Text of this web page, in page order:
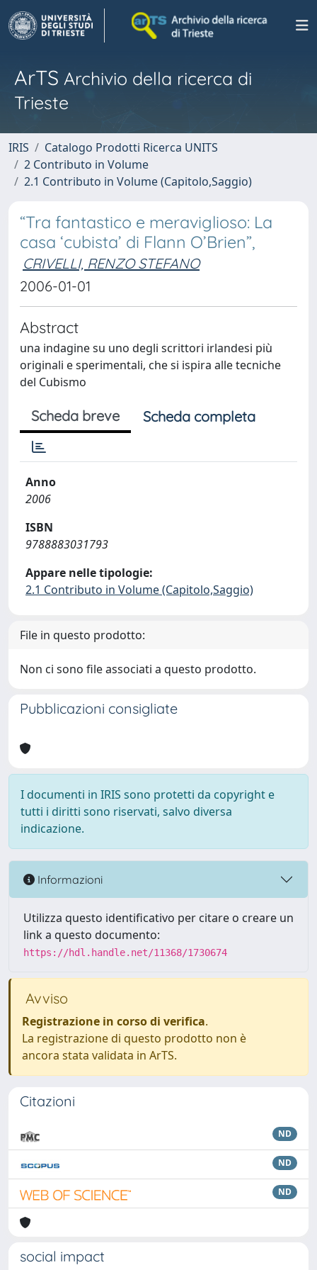
ArTS Archivio della ricerca di
Trieste
IRIS
Catalogo Prodotti Ricerca UNITS
2 Contributo in Volume
2.1 Contributo in Volume (Capitolo,Saggio)
“Tra fantastico e meraviglioso: La
casa ‘cubista’ di Flann O’Brien”,
CRIVELLI, RENZO STEFANO
2006-01-01
Abstract
una indagine su uno degli scrittori irlandesi più
originali e sperimentali, che si ispira alle tecniche
del Cubismo
Scheda breve Scheda completa
Anno
2006
ISBN
9788883031793
Appare nelle tipologie:
2.1 Contributo in Volume (Capitolo,Saggio)
File in questo prodotto:
Non ci sono file associati a questo prodotto.
Pubblicazioni consigliate
I documenti in IRIS sono protetti da copyright e
tutti i diritti sono riservati, salvo diversa
indicazione.
Informazioni
Utilizza questo identificativo per citare o creare un
link a questo documento:
https://hdl.handle.net/11368/1730674
Avviso
Registrazione in corso di verifica.
La registrazione di questo prodotto non è
ancora stata validata in ArTS.
Citazioni
ND
ND
ND
social impact